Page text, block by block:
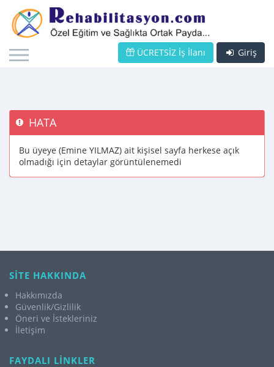
Giriş
ÜCRETSİZ İş İlanı
HATA
Bu üyeye (Emine YILMAZ) ait kişisel sayfa herkese açık
olmadığı için detaylar görüntülenemedi
SİTE HAKKINDA
Hakkımızda
Güvenlik/Gizlilik
Öneri ve İstekleriniz
İletişim
FAYDALI LİNKLER